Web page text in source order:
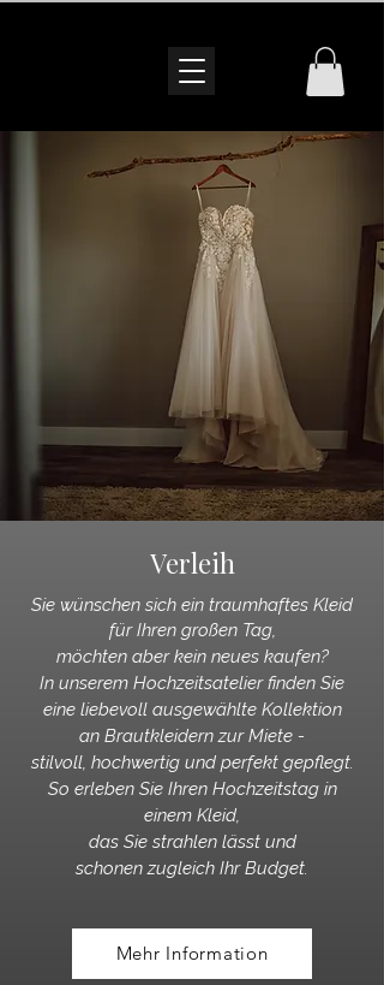
Verleih
Sie wünschen sich ein traumhaftes Kleid
für Ihren großen Tag,
möchten aber kein neues kaufen?
In unserem Hochzeitsatelier finden Sie
eine liebevoll ausgewählte Kollektion
an Brautkleidern zur Miete -
stilvoll, hochwertig und perfekt gepflegt.
So erleben Sie Ihren Hochzeitstag in
einem Kleid,
das Sie strahlen lässt und
schonen zugleich Ihr Budget.
Mehr Information